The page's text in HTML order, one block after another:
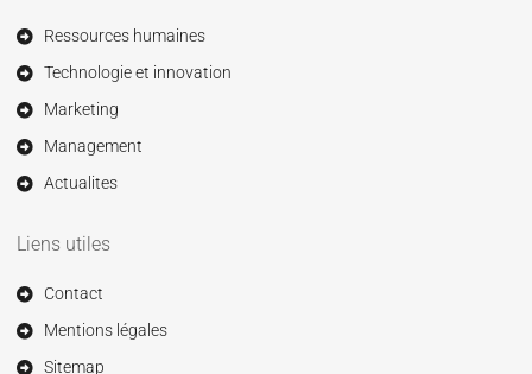
Ressources humaines
Technologie et innovation
Marketing
Management
Actualites
Liens utiles
Contact
Mentions légales
Sitemap